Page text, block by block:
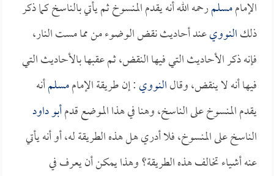
الإماممسلمرحمه الله أنه يقدم المنسوخ ثم يأتي بالناسخ كما ذكر
ذلكالنوويعند أحاديث نقض الوضوء من مما مست النار،
فإنه ذكر الأحاديث التي فيها النقض، ثم عقبها بالأحاديث التي
فيها أنه لا ينقض، وقالالنووي: إن طريقة الإماممسلمأنه
يقدم المنسوخ على الناسخ، وهنا في هذا الموضع قدمأبو داود
الناسخ على المنسوخ، فلا أدري هل هذه الطريقة له، أو أنه يأتي
عنه أشياء تخالف هذه الطريقة؟ وهذا يمكن أن يعرف في